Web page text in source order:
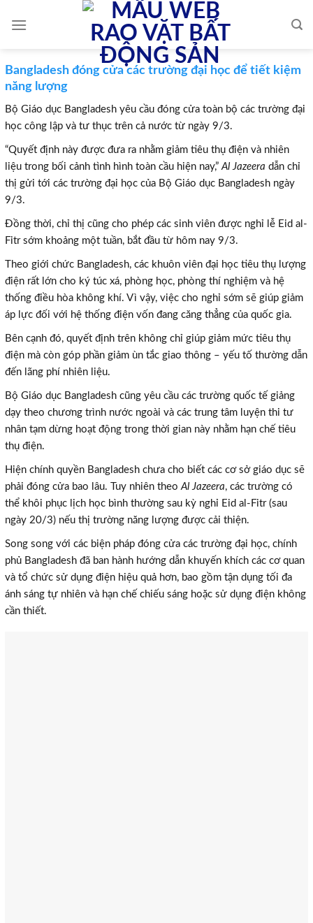
Bangladesh đóng cửa các trường đại học để tiết kiệm
năng lượng
Bộ Giáo dục Bangladesh yêu cầu đóng cửa toàn bộ các trường đại
học công lập và tư thục trên cả nước từ ngày 9/3.
“Quyết định này được đưa ra nhằm giảm tiêu thụ điện và nhiên
liệu trong bối cảnh tình hình toàn cầu hiện nay,”Al Jazeera dẫn chỉ
thị gửi tới các trường đại học của Bộ Giáo dục Bangladesh ngày
9/3.
Đồng thời, chỉ thị cũng cho phép các sinh viên được nghỉ lễ Eid al-
Fitr sớm khoảng một tuần, bắt đầu từ hôm nay 9/3.
Theo giới chức Bangladesh, các khuôn viên đại học tiêu thụ lượng
điện rất lớn cho ký túc xá, phòng học, phòng thí nghiệm và hệ
thống điều hòa không khí. Vì vậy, việc cho nghỉ sớm sẽ giúp giảm
áp lực đối với hệ thống điện vốn đang căng thẳng của quốc gia.
Bên cạnh đó, quyết định trên không chỉ giúp giảm mức tiêu thụ
điện mà còn góp phần giảm ùn tắc giao thông – yếu tố thường dẫn
đến lãng phí nhiên liệu.
Bộ Giáo dục Bangladesh cũng yêu cầu các trường quốc tế giảng
dạy theo chương trình nước ngoài và các trung tâm luyện thi tư
nhân tạm dừng hoạt động trong thời gian này nhằm hạn chế tiêu
thụ điện.
Hiện chính quyền Bangladesh chưa cho biết các cơ sở giáo dục sẽ
phải đóng cửa bao lâu. Tuy nhiên theoAl Jazeera, các trường có
thể khôi phục lịch học bình thường sau kỳ nghỉ Eid al-Fitr (sau
ngày 20/3) nếu thị trường năng lượng được cải thiện.
Song song với các biện pháp đóng cửa các trường đại học, chính
phủ Bangladesh đã ban hành hướng dẫn khuyến khích các cơ quan
và tổ chức sử dụng điện hiệu quả hơn, bao gồm tận dụng tối đa
ánh sáng tự nhiên và hạn chế chiếu sáng hoặc sử dụng điện không
cần thiết.